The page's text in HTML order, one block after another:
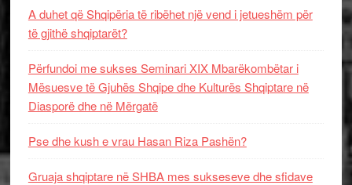
A duhet që Shqipëria të ribëhet një vend i jetueshëm për
të gjithë shqiptarët?
Përfundoi me sukses Seminari XIX Mbarëkombëtar i
Mësuesve të Gjuhës Shqipe dhe Kulturës Shqiptare në
Diasporë dhe në Mërgatë
Pse dhe kush e vrau Hasan Riza Pashën?
Gruaja shqiptare në SHBA mes sukseseve dhe sfidave